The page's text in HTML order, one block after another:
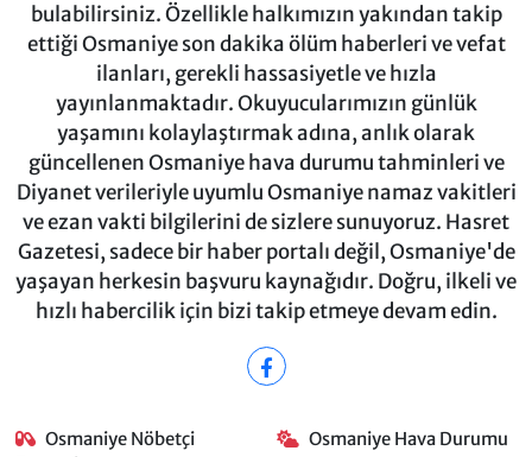
bulabilirsiniz. Özellikle halkımızın yakından takip
ettiği Osmaniye son dakika ölüm haberleri ve vefat
ilanları, gerekli hassasiyetle ve hızla
yayınlanmaktadır. Okuyucularımızın günlük
yaşamını kolaylaştırmak adına, anlık olarak
güncellenen Osmaniye hava durumu tahminleri ve
Diyanet verileriyle uyumlu Osmaniye namaz vakitleri
ve ezan vakti bilgilerini de sizlere sunuyoruz. Hasret
Gazetesi, sadece bir haber portalı değil, Osmaniye'de
yaşayan herkesin başvuru kaynağıdır. Doğru, ilkeli ve
hızlı habercilik için bizi takip etmeye devam edin.
Osmaniye Nöbetçi
Osmaniye Hava Durumu